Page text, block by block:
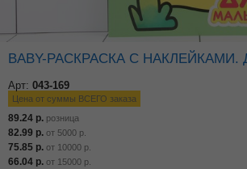
BABY-РАСКРАСКА С
Арт: 043-169
Цена от суммы ВСЕГО заказа
89.24 р. розница
82.99 р. от 5000 р.
75.85 р. от 10000 р.
66.04 р. от 15000 р.